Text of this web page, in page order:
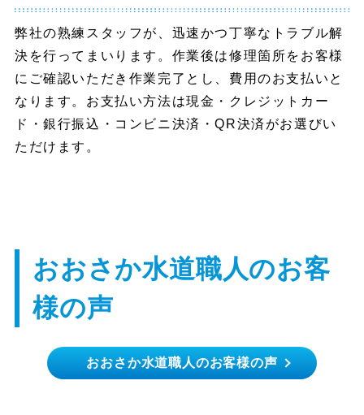
弊社の熟練スタッフが、迅速かつ丁寧なトラブル解
決を行ってまいります。作業後は修理箇所をお客様
にご確認いただき作業完了とし、費用のお支払いと
なります。お支払い方法は現金・クレジットカー
ド・銀行振込・コンビニ決済・QR決済がお選びい
ただけます。
おおさか水道職人のお客
様の声
大阪市城東区 O様
おおさか水道職人のお客様の声